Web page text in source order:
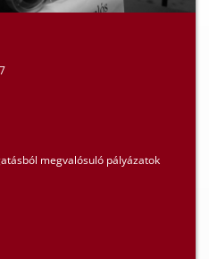
megvalósuló pályázatok